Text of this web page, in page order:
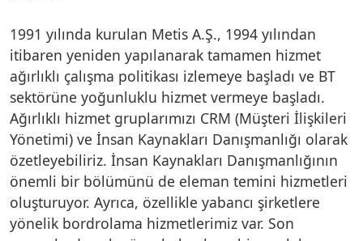
1991 yılında kurulan Metis A.Ş., 1994 yılından
itibaren yeniden yapılanarak tamamen hizmet
ağırlıklı çalışma politikası izlemeye başladı ve BT
sektörüne yoğunluklu hizmet vermeye başladı.
Ağırlıklı hizmet gruplarımızı CRM (Müşteri İlişkileri
Yönetimi) ve İnsan Kaynakları Danışmanlığı olarak
özetleyebiliriz. İnsan Kaynakları Danışmanlığının
önemli bir bölümünü de eleman temini hizmetleri
oluşturuyor. Ayrıca, özellikle yabancı şirketlere
yönelik bordrolama hizmetlerimiz var. Son